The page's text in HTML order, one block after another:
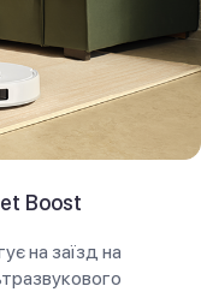
Boost
на заїзд на